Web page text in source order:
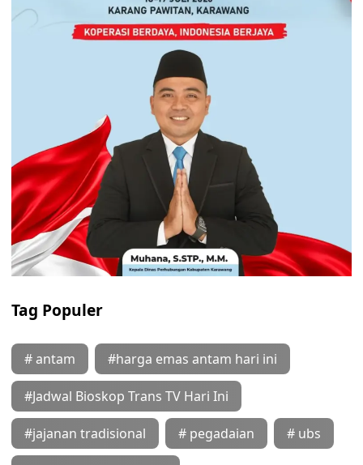
Tag Populer
# antam #harga emas antam hari ini
#Jadwal Bioskop Trans TV Hari Ini
#jajanan tradisional # pegadaian # ubs